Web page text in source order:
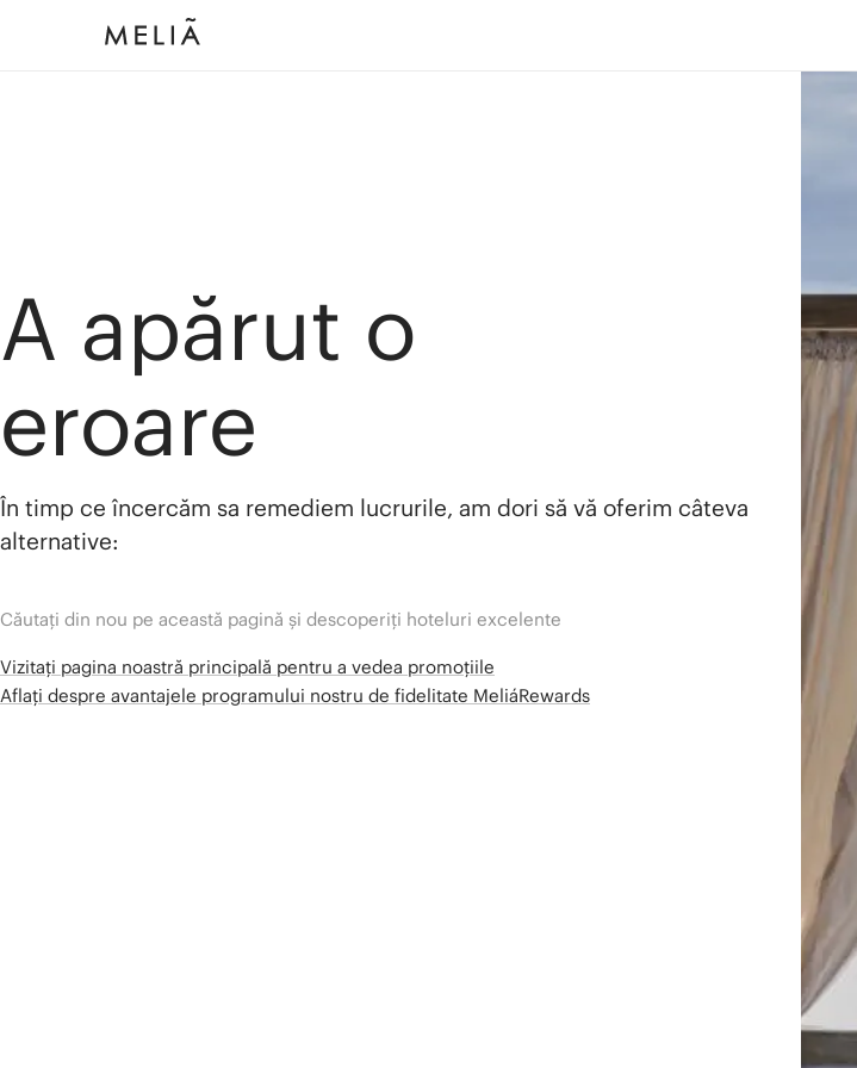
A apărut o
eroare
În timp ce încercăm sa remediem lucrurile, am dori să vă oferim câteva
alternative:
Căutați din nou pe această pagină și descoperiți hoteluri excelente
Vizitați pagina noastră principală pentru a vedea promoțiile
Aflați despre avantajele programului nostru de fidelitate MeliáRewards